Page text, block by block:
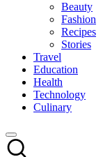
Beauty
Fashion
Recipes
Stories
Travel
Education
Health
Technology
Culinary